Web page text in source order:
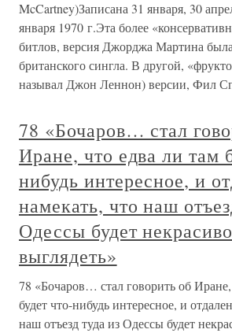
McCartney)Записана 31 января, 30
января 1970 г.Эта более
битлов, версия Джорджа Мартина
британского сингла. В другой,
называл Джон Леннон) версии, Фил
78 «Бочаров… стал
Иране, что едва ли там
нибудь интересное, и
намекать, что наш
Одессы будет некрасиво
выглядеть»
78 «Бочаров… стал говорить об
будет что-нибудь интересное, и
наш отъезд туда из Одессы будет